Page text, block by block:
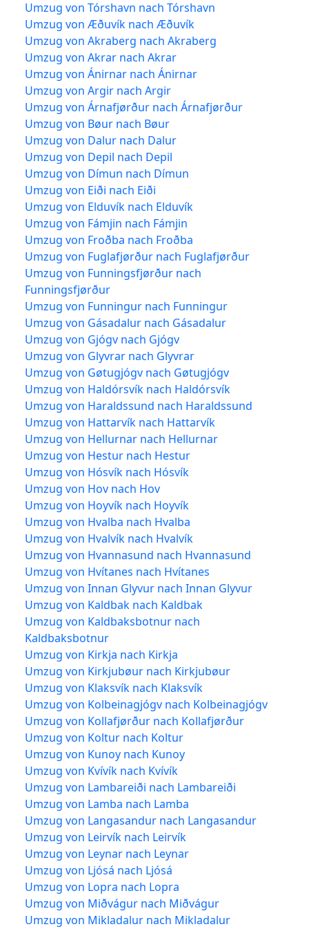
Umzug von Tórshavn nach Tórshavn
Umzug von Æðuvík nach Æðuvík
Umzug von Akraberg nach Akraberg
Umzug von Akrar nach Akrar
Umzug von Ánirnar nach Ánirnar
Umzug von Argir nach Argir
Umzug von Árnafjørður nach Árnafjørður
Umzug von Bøur nach Bøur
Umzug von Dalur nach Dalur
Umzug von Depil nach Depil
Umzug von Dímun nach Dímun
Umzug von Eiði nach Eiði
Umzug von Elduvík nach Elduvík
Umzug von Fámjin nach Fámjin
Umzug von Froðba nach Froðba
Umzug von Fuglafjørður nach Fuglafjørður
Umzug von Funningsfjørður nach
Funningsfjørður
Umzug von Funningur nach Funningur
Umzug von Gásadalur nach Gásadalur
Umzug von Gjógv nach Gjógv
Umzug von Glyvrar nach Glyvrar
Umzug von Gøtugjógv nach Gøtugjógv
Umzug von Haldórsvík nach Haldórsvík
Umzug von Haraldssund nach Haraldssund
Umzug von Hattarvík nach Hattarvík
Umzug von Hellurnar nach Hellurnar
Umzug von Hestur nach Hestur
Umzug von Hósvík nach Hósvík
Umzug von Hov nach Hov
Umzug von Hoyvík nach Hoyvík
Umzug von Hvalba nach Hvalba
Umzug von Hvalvík nach Hvalvík
Umzug von Hvannasund nach Hvannasund
Umzug von Hvítanes nach Hvítanes
Umzug von Innan Glyvur nach Innan Glyvur
Umzug von Kaldbak nach Kaldbak
Umzug von Kaldbaksbotnur nach
Kaldbaksbotnur
Umzug von Kirkja nach Kirkja
Umzug von Kirkjubøur nach Kirkjubøur
Umzug von Klaksvík nach Klaksvík
Umzug von Kolbeinagjógv nach Kolbeinagjógv
Umzug von Kollafjørður nach Kollafjørður
Umzug von Koltur nach Koltur
Umzug von Kunoy nach Kunoy
Umzug von Kvívík nach Kvívík
Umzug von Lambareiði nach Lambareiði
Umzug von Lamba nach Lamba
Umzug von Langasandur nach Langasandur
Umzug von Leirvík nach Leirvík
Umzug von Leynar nach Leynar
Umzug von Ljósá nach Ljósá
Umzug von Lopra nach Lopra
Umzug von Miðvágur nach Miðvágur
Umzug von Mikladalur nach Mikladalur